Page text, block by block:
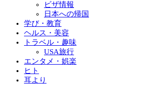
ビザ情報
日本への帰国
学び・教育
ヘルス・美容
トラベル・趣味
USA旅行
エンタメ・娯楽
ヒト
耳より